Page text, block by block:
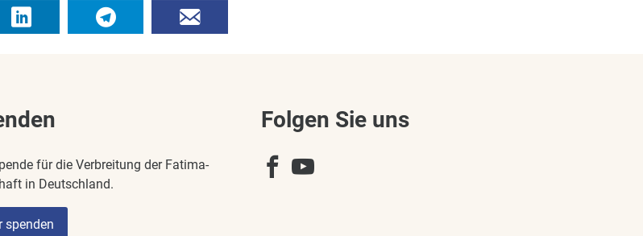
für die Verbreitung der Fatima-
in Deutschland.
spenden
Folgen Sie uns